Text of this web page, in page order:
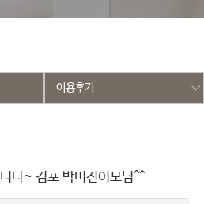
이용후기
다~ 김포 박미진이모님^^